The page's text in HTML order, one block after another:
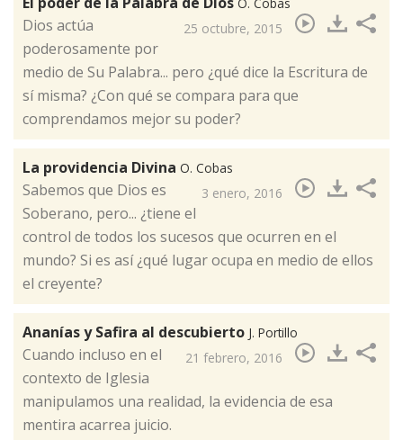
25 octubre, 2015
​Dios actúa
poderosamente por
medio de Su Palabra... pero ¿qué dice la Escritura de
sí misma? ¿Con qué se compara para que
comprendamos mejor su poder?
La providencia Divina O. Cobas
3 enero, 2016
​Sabemos que Dios es
Soberano, pero... ¿tiene el
control de todos los sucesos que ocurren en el
mundo? Si es así ¿qué lugar ocupa en medio de ellos
el creyente?
Ananías y Safira al descubierto J. Portillo
21 febrero, 2016
Cuando incluso en el
contexto de Iglesia
manipulamos una realidad, la evidencia de esa
mentira acarrea juicio.